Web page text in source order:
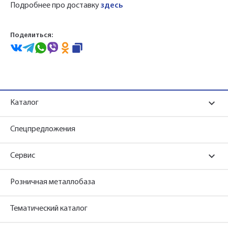
Подробнее про доставкуздесь
Поделиться:
Каталог
Спецпредложения
Сервис
Розничная металлобаза
Тематический каталог